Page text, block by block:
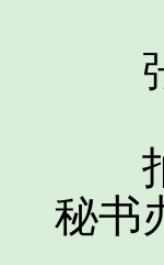
张
拍
秘书